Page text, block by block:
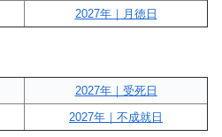
2027年｜月徳日
2027年｜受死日
2027年｜不成就日